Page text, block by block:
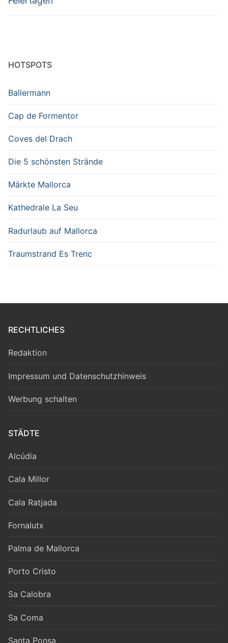
HOTSPOTS
Ballermann
Cap de Formentor
Coves del Drach
Die 5 schönsten Strände
Märkte Mallorca
Kathedrale La Seu
Radurlaub auf Mallorca
Traumstrand Es Trenc
RECHTLICHES
Redaktion
Impressum und Datenschutzhinweis
Werbung schalten
STÄDTE
Alcúdia
Cala Millor
Cala Ratjada
Fornalutx
Palma de Mallorca
Porto Cristo
Sa Calobra
Sa Coma
Santa Ponsa